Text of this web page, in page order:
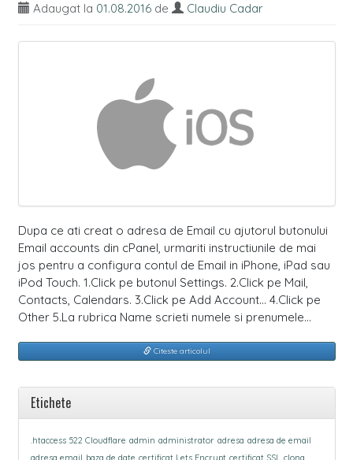
Adaugat la 01.08.2016de Claudiu Cadar
Dupa ce ati creat o adresa de Email cu ajutorul butonului
Email accounts din cPanel, urmariti instructiunile de mai
jos pentru a configura contul de Email in iPhone, iPad sau
iPod Touch. 1.Click pe butonul Settings. 2.Click pe Mail,
Contacts, Calendars. 3.Click pe Add Account… 4.Click pe
Other 5.La rubrica Name scrieti numele si prenumele…
Citeste articolul
Etichete
.htaccess 522 Cloudflare admin administrator adresa adresa de email
adresa email baza de date certificat Lets Encrypt certificat SSL clona